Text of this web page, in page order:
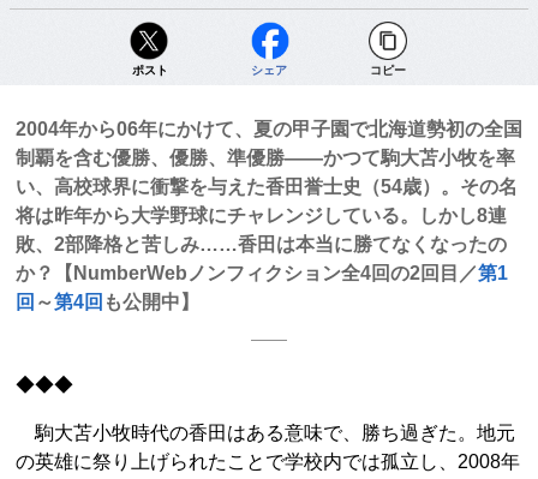
ポスト シェア コピー
2004年から06年にかけて、夏の甲子園で北海道勢初の全国
制覇を含む優勝、優勝、準優勝――かつて駒大苫小牧を率
い、高校球界に衝撃を与えた香田誉士史（54歳）。その名
将は昨年から大学野球にチャレンジしている。しかし8連
敗、2部降格と苦しみ……香田は本当に勝てなくなったの
か？【NumberWebノンフィクション全4回の2回目／第1
回 ～第4回 も公開中】
◆◆◆
駒大苫小牧時代の香田はある意味で、勝ち過ぎた。地元
の英雄に祭り上げられたことで学校内では孤立し、2008年